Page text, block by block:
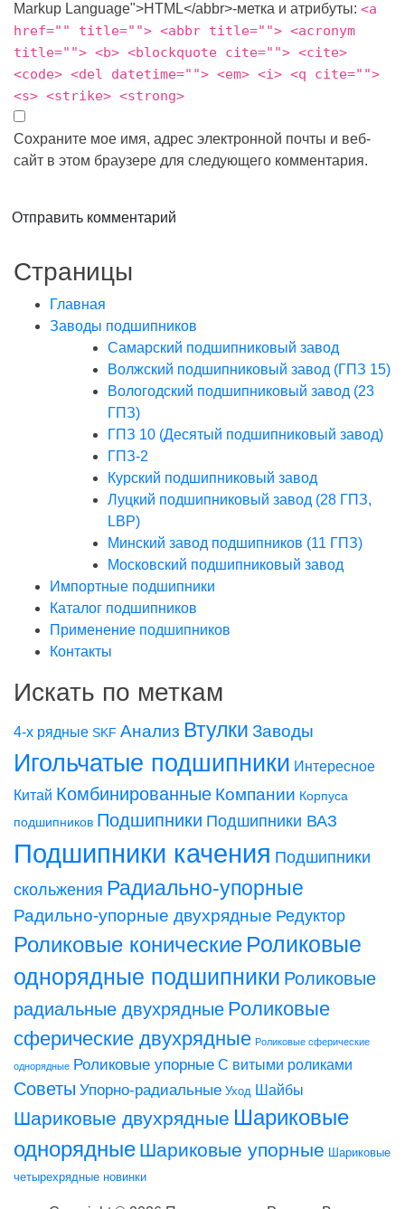
Markup Language">HTML</abbr>-метка и атрибуты: <a
href="" title=""> <abbr title=""> <acronym
title=""> <b> <blockquote cite=""> <cite>
<code> <del datetime=""> <em> <i> <q cite="">
<s> <strike> <strong>
Сохраните мое имя, адрес электронной почты и веб-
сайт в этом браузере для следующего комментария.
Отправить комментарий
Страницы
Главная
Заводы подшипников
Cамарский подшипниковый завод
Волжский подшипниковый завод (ГПЗ 15)
Вологодский подшипниковый завод (23
ГПЗ)
ГПЗ 10 (Десятый подшипниковый завод)
ГПЗ-2
Курский подшипниковый завод
Луцкий подшипниковый завод (28 ГПЗ,
LBP)
Минский завод подшипников (11 ГПЗ)
Московский подшипниковый завод
Импортные подшипники
Каталог подшипников
Применение подшипников
Контакты
Искать по меткам
4-х рядные SKF Анализ Втулки Заводы
Игольчатые подшипники Интересное
Китай Комбинированные Компании Корпуса
подшипников Подшипники Подшипники ВАЗ
Подшипники качения Подшипники
скольжения Радиально-упорные
Радильно-упорные двухрядные Редуктор
Роликовые конические Роликовые
однорядные подшипники Роликовые
радиальные двухрядные Роликовые
сферические двухрядные Роликовые сферические
однорядные Роликовые упорные С витыми роликами
Советы Упорно-радиальные Уход Шайбы
Шариковые двухрядные Шариковые
однорядные Шариковые упорные Шариковые
четырехрядные новинки